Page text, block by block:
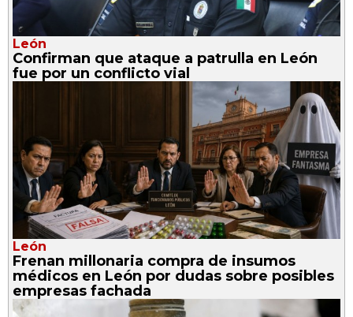
León
Confirman que ataque a patrulla en León
fue por un conflicto vial
León
Frenan millonaria compra de insumos
médicos en León por dudas sobre posibles
empresas fachada